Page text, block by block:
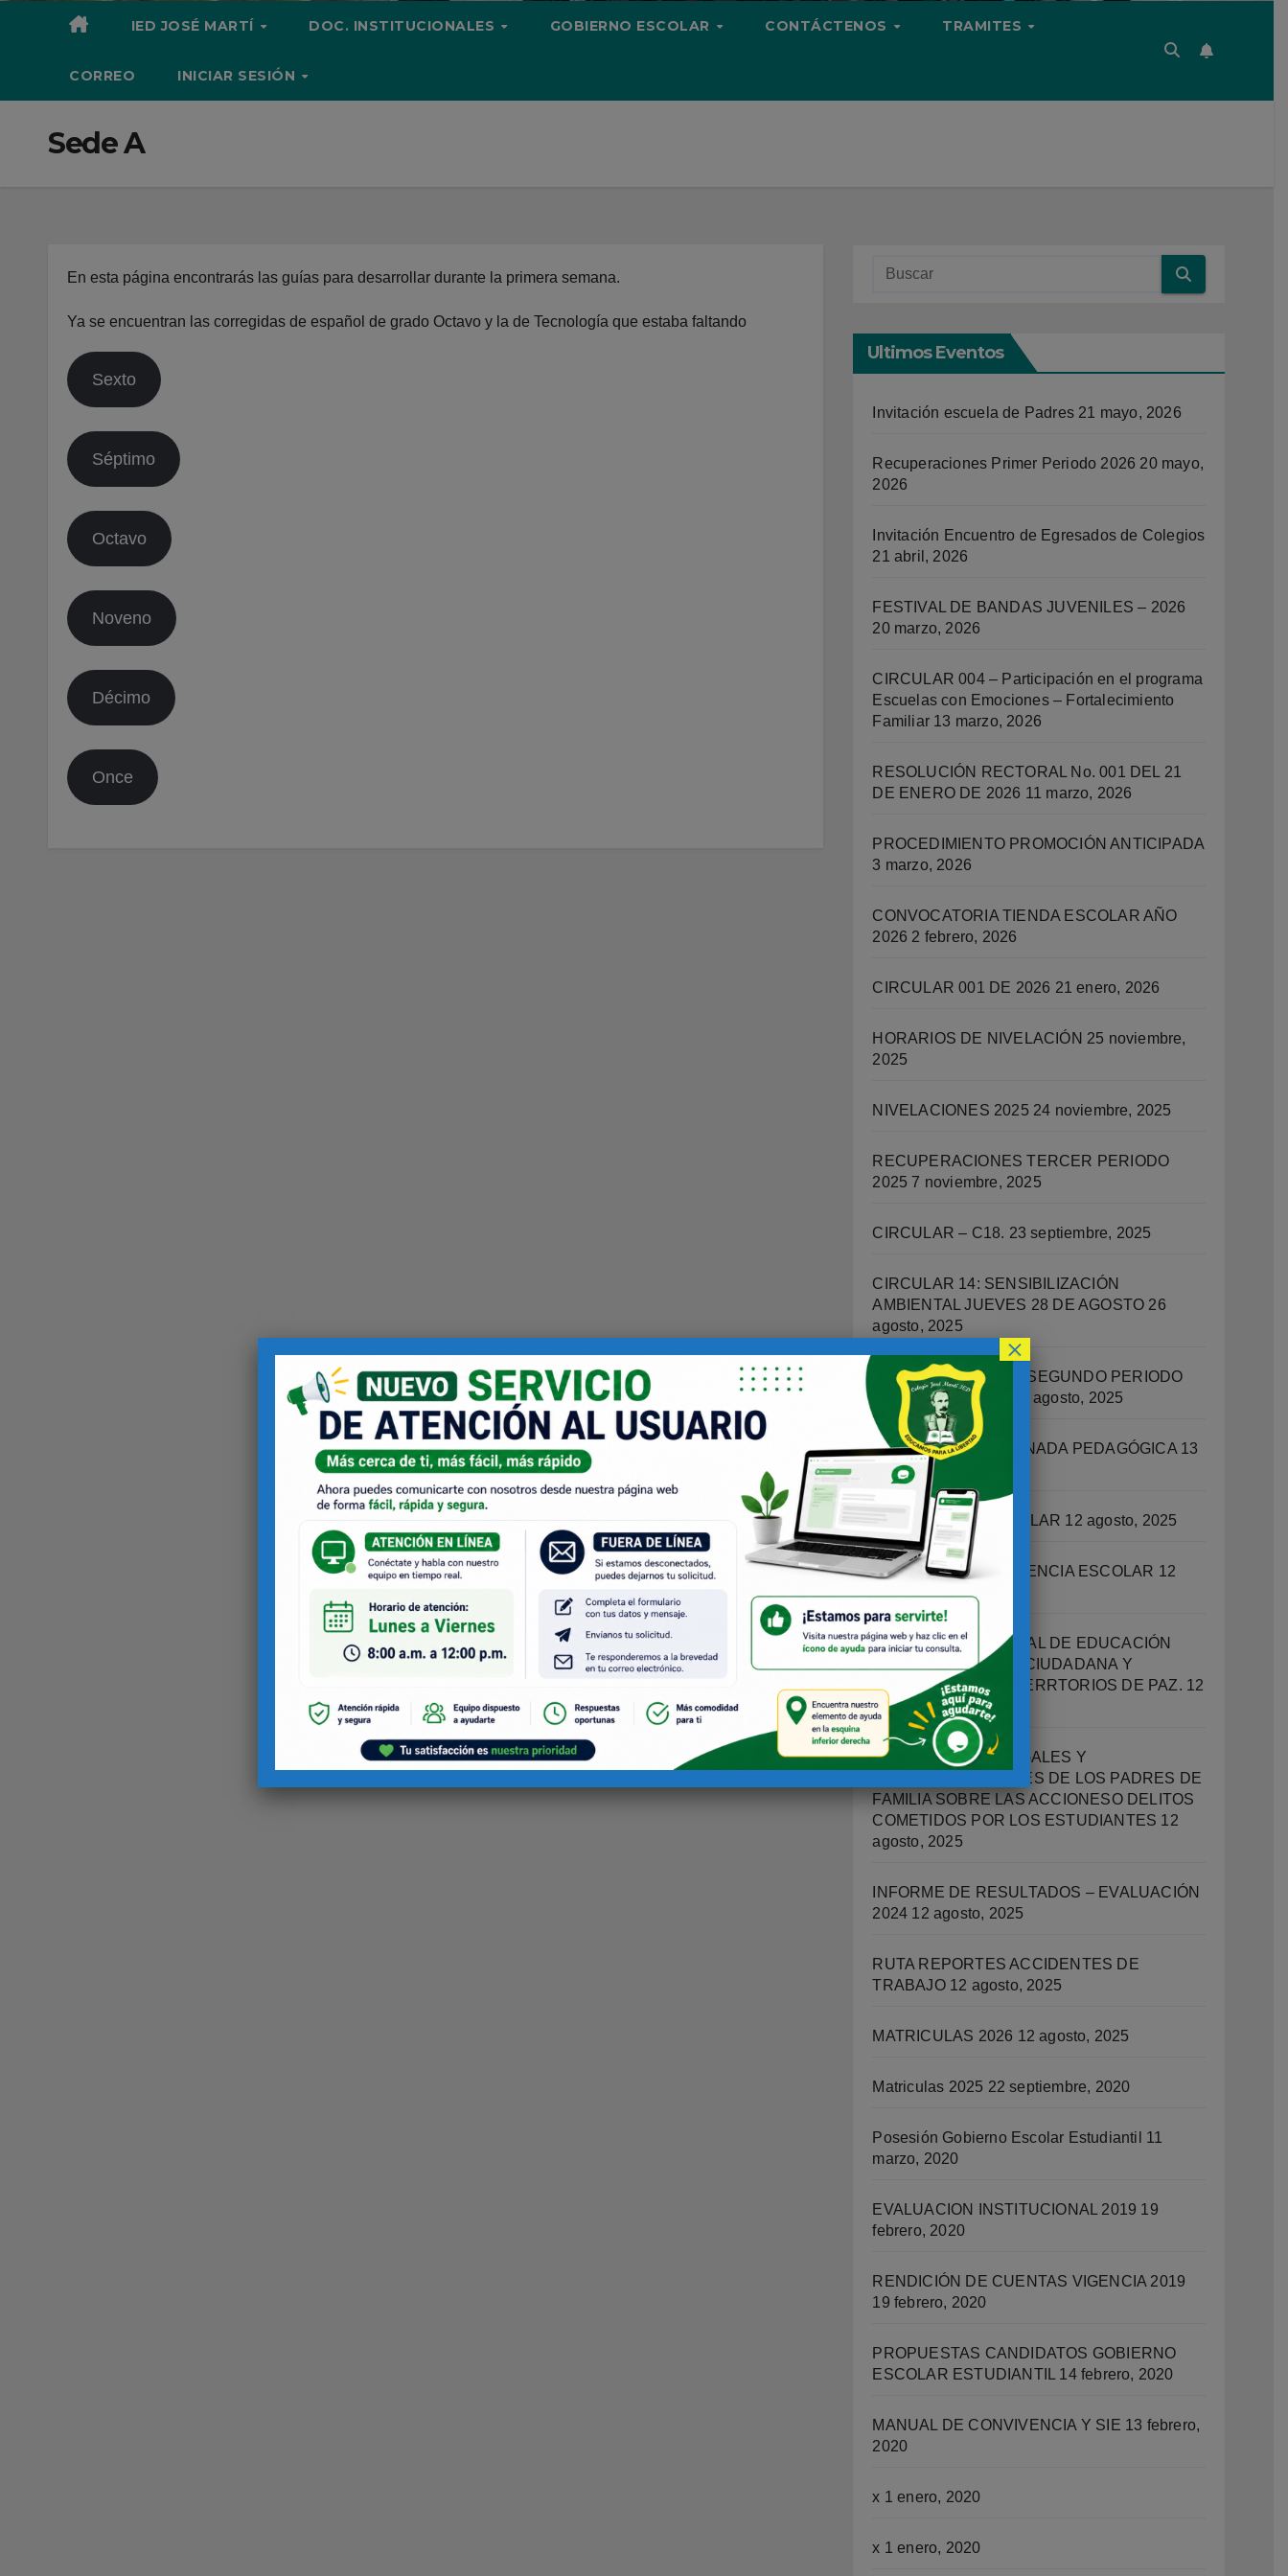
IED JOSÉ MARTÍ DOC. INSTITUCIONALES GOBIERNO ESCOLAR CONTÁCTENOS TRAMITES
CORREO INICIAR SESIÓN
Sede A
En esta página encontrarás las guías para desarrollar durante la primera semana.
Ya se encuentran las corregidas de español de grado Octavo y la de Tecnología que estaba faltando
Sexto
Séptimo
Octavo
Noveno
Décimo
Once
Ultimos Eventos
Invitación escuela de Padres 21 mayo, 2026
Recuperaciones Primer Periodo 2026 20 mayo,
2026
Invitación Encuentro de Egresados de Colegios
21 abril, 2026
FESTIVAL DE BANDAS JUVENILES – 2026
20 marzo, 2026
CIRCULAR 004 – Participación en el programa
Escuelas con Emociones – Fortalecimiento
Familiar 13 marzo, 2026
RESOLUCIÓN RECTORAL No. 001 DEL 21
DE ENERO DE 2026 11 marzo, 2026
PROCEDIMIENTO PROMOCIÓN ANTICIPADA
3 marzo, 2026
CONVOCATORIA TIENDA ESCOLAR AÑO
2026 2 febrero, 2026
CIRCULAR 001 DE 2026 21 enero, 2026
HORARIOS DE NIVELACIÓN 25 noviembre,
2025
NIVELACIONES 2025 24 noviembre, 2025
RECUPERACIONES TERCER PERIODO
2025 7 noviembre, 2025
CIRCULAR – C18. 23 septiembre, 2025
CIRCULAR 14: SENSIBILIZACIÓN
AMBIENTAL JUEVES 28 DE AGOSTO 26
agosto, 2025
RECUPERACIONES SEGUNDO PERIODO
ACADEMICO 2025
14 agosto, 2025
CIRCULAR 13 – JORNADA PEDAGÓGICA 13
agosto, 2025
ORIENTACIÓN ESCOLAR 12 agosto, 2025
OFICINA DE CONVIVENCIA ESCOLAR 12
agosto, 2025
PROGRAMA INTEGRAL DE EDUCACIÓN
SOCIOEMOCIONAL, CIUDADANA Y
ESCUELAS COMO TERRTORIOS DE PAZ. 12
agosto, 2025
IMPLICACIONES LEGALES Y
RESPONSABILIDADES DE LOS PADRES DE
FAMILIA SOBRE LAS ACCIONESO DELITOS
COMETIDOS POR LOS ESTUDIANTES 12
agosto, 2025
INFORME DE RESULTADOS – EVALUACIÓN
2024 12 agosto, 2025
RUTA REPORTES ACCIDENTES DE
TRABAJO 12 agosto, 2025
MATRICULAS 2026 12 agosto, 2025
Matriculas 2025 22 septiembre, 2020
Posesión Gobierno Escolar Estudiantil
11
marzo, 2020
EVALUACION INSTITUCIONAL 2019 19
febrero, 2020
RENDICIÓN DE CUENTAS VIGENCIA 2019
19 febrero, 2020
PROPUESTAS CANDIDATOS GOBIERNO
ESCOLAR ESTUDIANTIL 14 febrero, 2020
MANUAL DE CONVIVENCIA Y SIE 13 febrero,
2020
x 1 enero, 2020
x 1 enero, 2020
×